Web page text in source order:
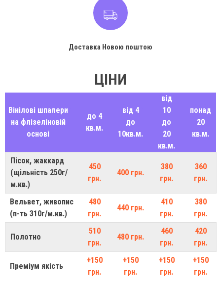
Доставка Новою поштою
ЦІНИ
Вінілові шпалери
на флізеліновій
основі
до 4
кв.м.
від 4
до
10кв.м.
від
10
до
20
кв.м.
понад
20
кв.м.
Пісок, жаккард
(щільність 250г/
м.кв.)
450
грн.
400 грн.
380
грн.
360
грн.
Вельвет, живопис
(п-ть 310г/м.кв.)
480
грн.
440 грн.
410
грн.
380
грн.
Полотно
510
грн.
480 грн.
460
грн.
420
грн.
Преміум якість
+150
грн.
+150
грн.
+150
грн.
+150
грн.